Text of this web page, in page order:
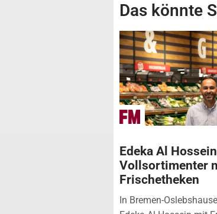
Das könnte
Edeka Al
Vollsortimenter
Frischetheken
In Bremen-